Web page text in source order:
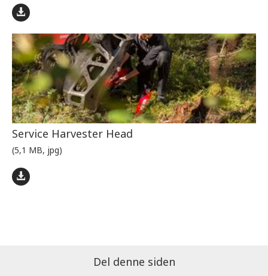
Service Harvester Head
(5,1 MB, jpg)
Del denne siden